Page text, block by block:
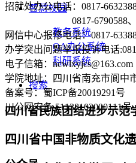
智慧校园
教务系统
OA办公系统
科研系统
搜索
四川省民族团结进步示范
四川省中国非物质文化
招就处办公电话：0817-
0817-6790588
网信中心报修电话：0817-
办学突出问题举报投诉电话
电子信箱：ncwlxyjcs@163.com
学院地址：四川省南充市阆中
备案号：蜀ICP备20019291号
川公网安备 51138102000111号